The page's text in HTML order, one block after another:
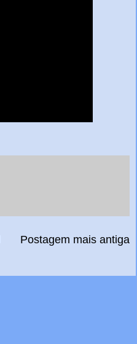
Postagem mais antiga